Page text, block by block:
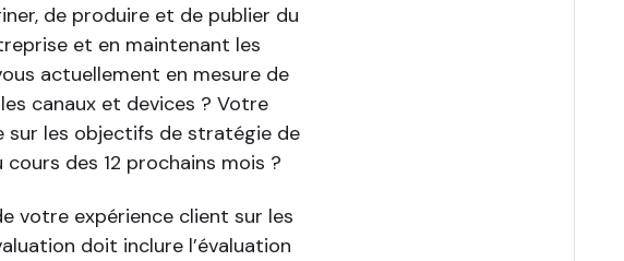
de produire et de publier du
et en maintenant les
actuellement en mesure de
canaux et devices ? Votre
sur les objectifs de stratégie de
des 12 prochains mois ?
votre expérience client sur les
doit inclure l’évaluation